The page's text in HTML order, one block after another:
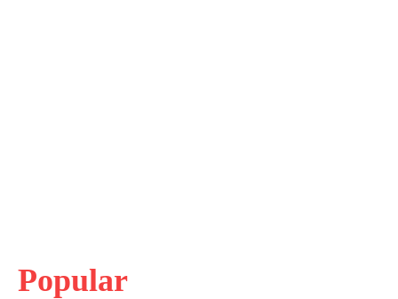
Popular